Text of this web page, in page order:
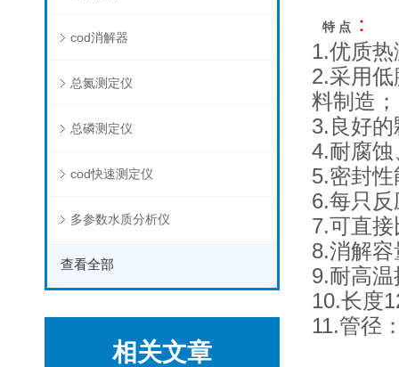
cod消解器
总氮测定仪
总磷测定仪
cod快速测定仪
多参数水质分析仪
查看全部
相关文章
特 点
：
1.优质
2.采用
料制造；
3.良好
4.耐腐
5.密封性
6.每只
7.可直
8.消解
9.耐高
10.长度
11.管径